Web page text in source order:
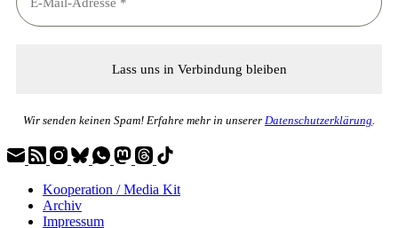
Wir senden keinen Spam! Erfahre mehr in unserer Datenschutzerklärung
Kooperation / Media Kit
Archiv
Impressum